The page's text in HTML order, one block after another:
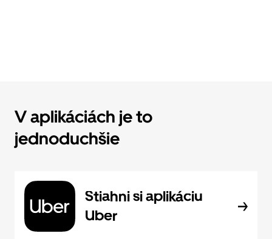
V aplikáciách je to
jednoduchšie
Stiahni si aplikáciu
Uber